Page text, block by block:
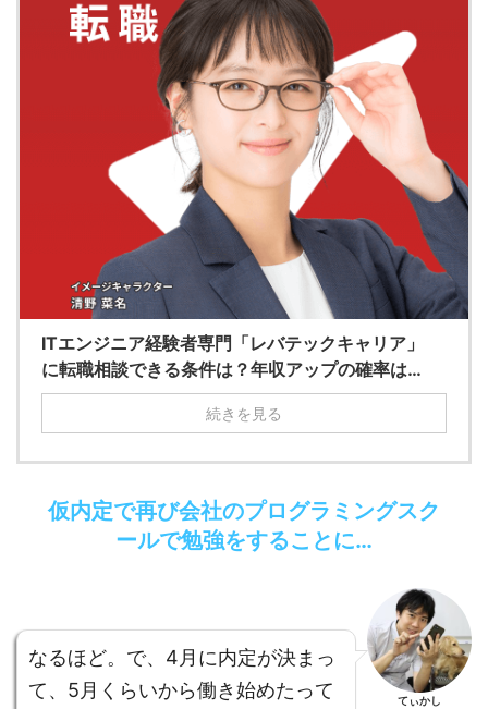
ITエンジニア経験者専門「レバテックキャリア」
に転職相談できる条件は？年収アップの確率は…
続きを見る
仮内定で再び会社のプログラミングスク
ールで勉強をすることに…
なるほど。で、4月に内定が決まっ
て、5月くらいから働き始めたって
てぃかし